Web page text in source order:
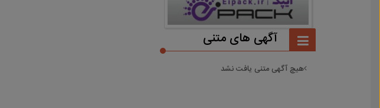
آگهی های متنی
هیچ آگهی متنی یافت نشد